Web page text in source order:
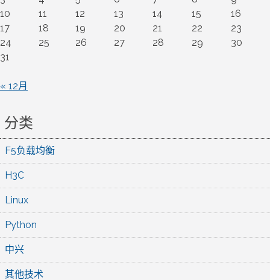
10
11 12 13 14 15
16
17
18 19 20 21 22
23
24
25 26 27 28 29
30
31
« 12月
分类
F5负载均衡
H3C
Linux
Python
中兴
其他技术